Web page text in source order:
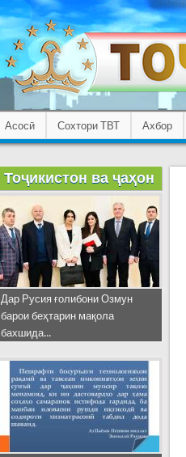
Асосӣ Сохтори ТВТ Ахбор
Тоҷикистон ва ҷаҳон
Дар Русия ғолибони Озмун
барои беҳтарин мақола
бахшида...